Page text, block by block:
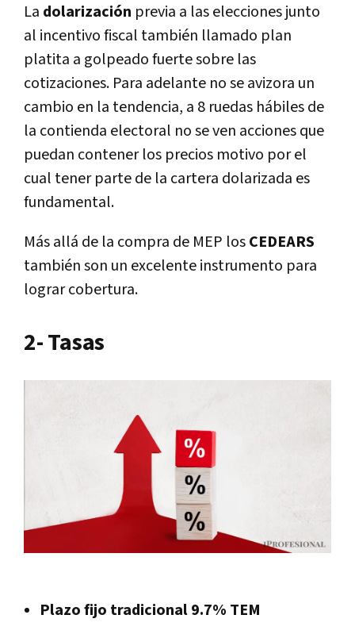
La dolarización previa a las elecciones junto
al incentivo fiscal también llamado plan
platita a golpeado fuerte sobre las
cotizaciones. Para adelante no se avizora un
cambio en la tendencia, a 8 ruedas hábiles de
la contienda electoral no se ven acciones que
puedan contener los precios motivo por el
cual tener parte de la cartera dolarizada es
fundamental.
Más allá de la compra de MEP losCEDEARS
también son un excelente instrumento para
lograr cobertura.
2- Tasas
Plazo fijo tradicional 9.7% TEM